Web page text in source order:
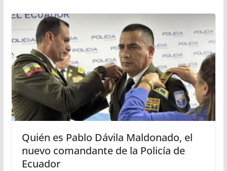
Quién es Pablo Dávila Maldonado, el
nuevo comandante de la Policía de
Ecuador